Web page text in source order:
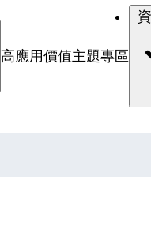
高應用價值主題專區